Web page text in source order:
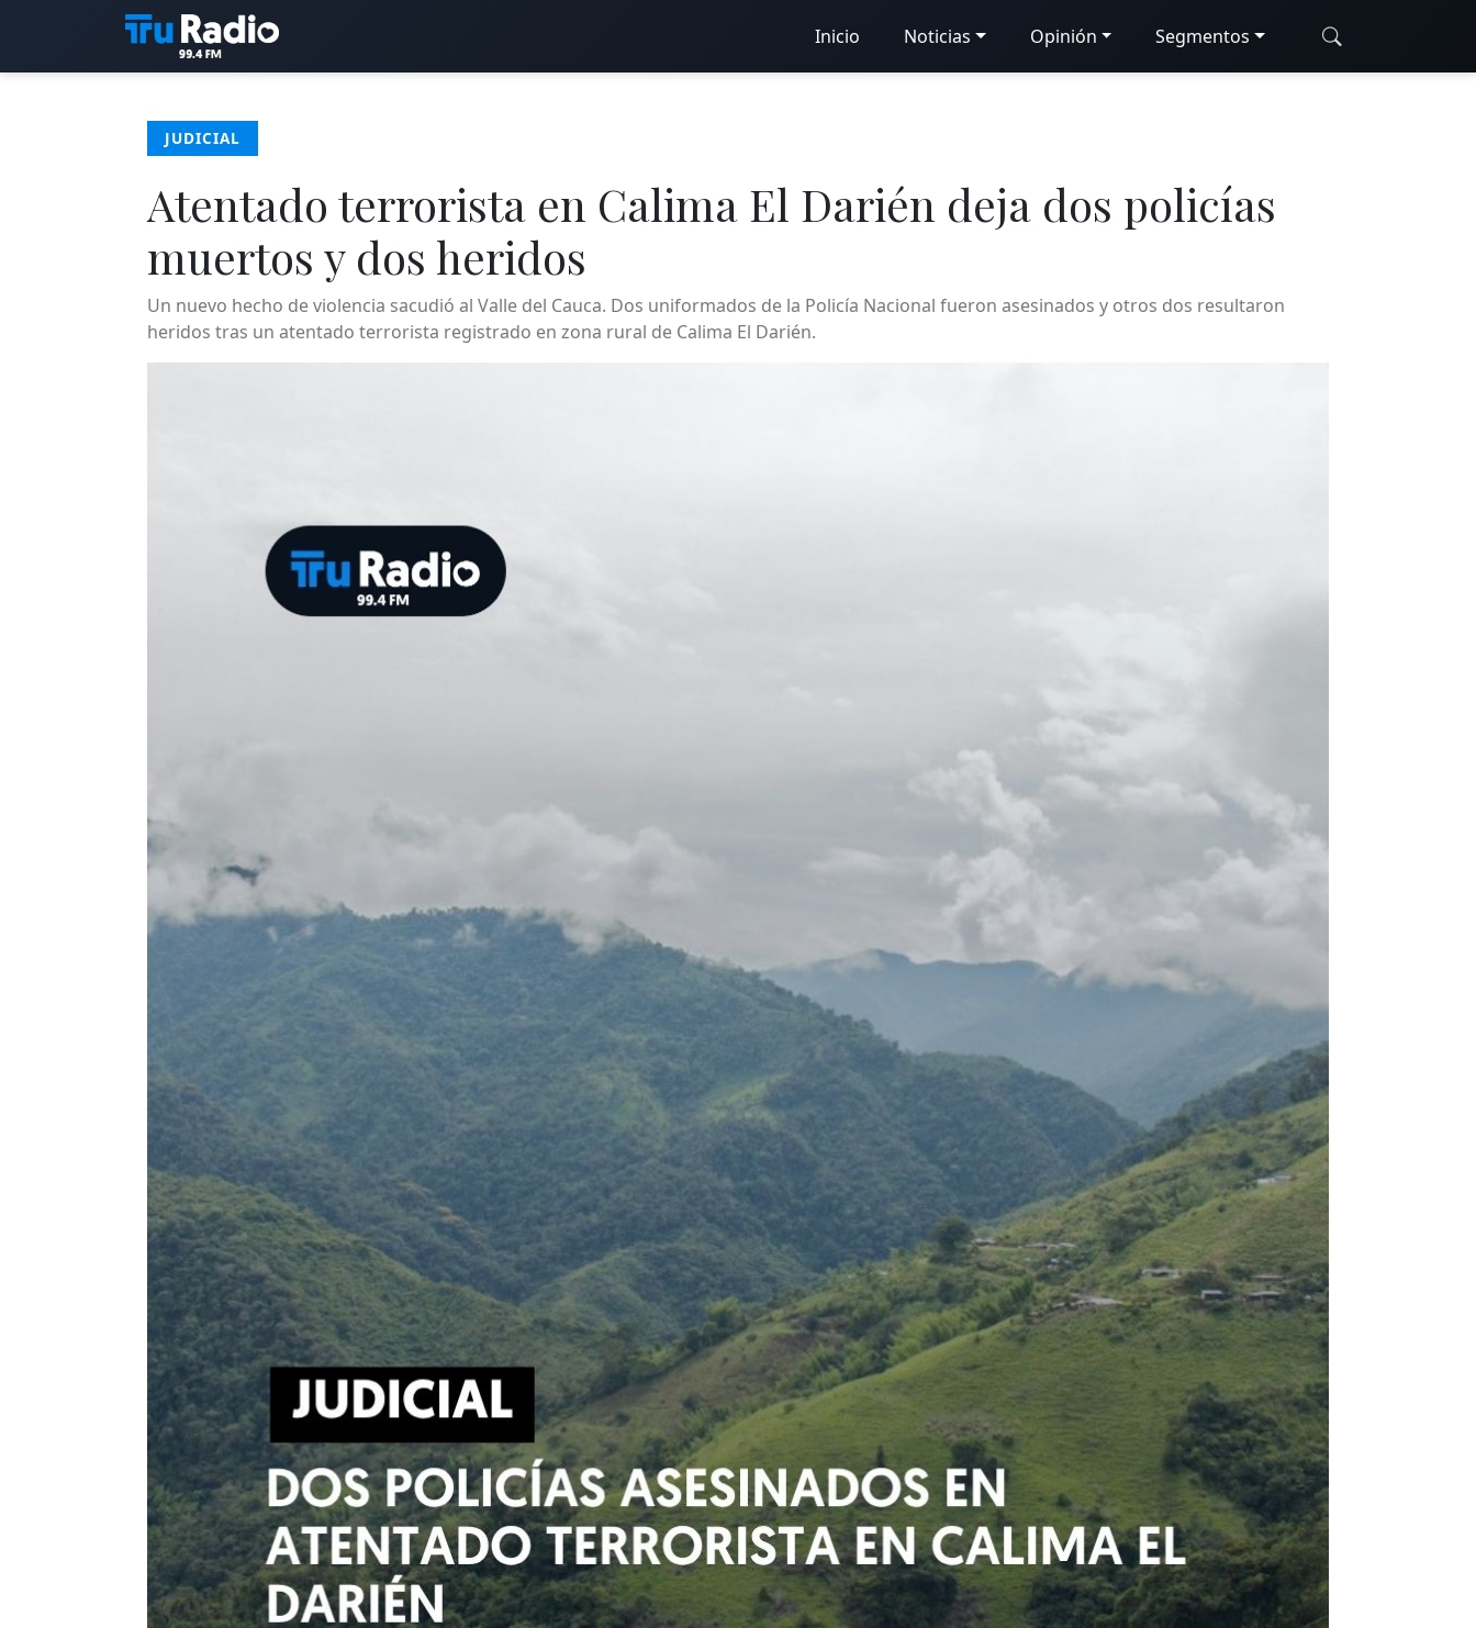
Inicio Noticias Opinión Segmentos
JUDICIAL
Atentado terrorista en Calima El Darién deja dos policías
muertos y dos heridos
Un nuevo hecho de violencia sacudió al Valle del Cauca. Dos uniformados de la Policía Nacional fueron asesinados y otros dos resultaron
heridos tras un atentado terrorista registrado en zona rural de Calima El Darién.